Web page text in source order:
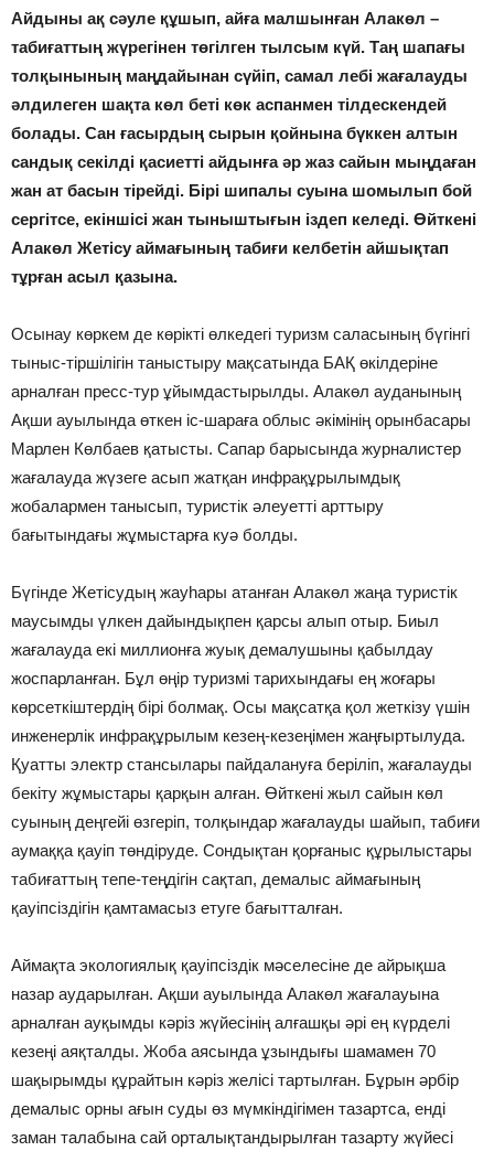
Айдыны ақ сәуле құшып, айға малшынған Алакөл –
табиғаттың жүрегінен төгілген тылсым күй. Таң шапағы
толқынының маңдайынан сүйіп, самал лебі жағалауды
әлдилеген шақта көл беті көк аспанмен тілдескендей
болады. Сан ғасырдың сырын қойнына бүккен алтын
сандық секілді қасиетті айдынға әр жаз сайын мыңдаған
жан ат басын тірейді. Бірі шипалы суына шомылып бой
сергітсе, екіншісі жан тыныштығын іздеп келеді. Өйткені
Алакөл Жетісу аймағының табиғи келбетін айшықтап
тұрған асыл қазына.
Осынау көркем де көрікті өлкедегі туризм саласының бүгінгі
тыныс-тіршілігін таныстыру мақсатында БАҚ өкілдеріне
арналған пресс-тур ұйымдастырылды. Алакөл ауданының
Ақши ауылында өткен іс-шараға облыс әкімінің орынбасары
Марлен Көлбаев қатысты. Сапар барысында журналистер
жағалауда жүзеге асып жатқан инфрақұрылымдық
жобалармен танысып, туристік әлеуетті арттыру
бағытындағы жұмыстарға куә болды.
Бүгінде Жетісудың жауһары атанған Алакөл жаңа туристік
маусымды үлкен дайындықпен қарсы алып отыр. Биыл
жағалауда екі миллионға жуық демалушыны қабылдау
жоспарланған. Бұл өңір туризмі тарихындағы ең жоғары
көрсеткіштердің бірі болмақ. Осы мақсатқа қол жеткізу үшін
инженерлік инфрақұрылым кезең-кезеңімен жаңғыртылуда.
Қуатты электр стансылары пайдалануға беріліп, жағалауды
бекіту жұмыстары қарқын алған. Өйткені жыл сайын көл
суының деңгейі өзгеріп, толқындар жағалауды шайып, табиғи
аумаққа қауіп төндіруде. Сондықтан қорғаныс құрылыстары
табиғаттың тепе-теңдігін сақтап, демалыс аймағының
қауіпсіздігін қамтамасыз етуге бағытталған.
Аймақта экологиялық қауіпсіздік мәселесіне де айрықша
назар аударылған. Ақши ауылында Алакөл жағалауына
арналған ауқымды кәріз жүйесінің алғашқы әрі ең күрделі
кезеңі аяқталды. Жоба аясында ұзындығы шамамен 70
шақырымды құрайтын кәріз желісі тартылған. Бұрын әрбір
демалыс орны ағын суды өз мүмкіндігімен тазартса, енді
заман талабына сай орталықтандырылған тазарту жүйесі